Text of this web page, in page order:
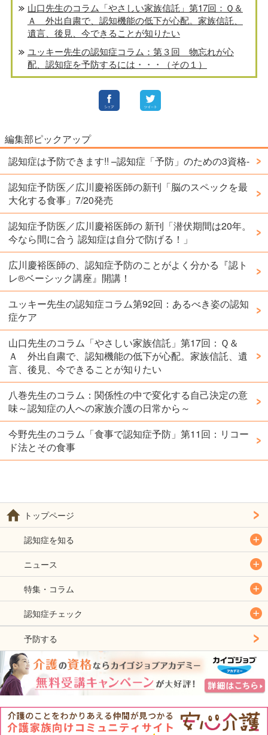
山口先生のコラム「やさしい家族信託」第17回：Ｑ＆
Ａ 外出自粛で、認知機能の低下が心配。家族信託、
遺言、後見、今できることが知りたい
ユッキー先生の認知症コラム：第３回 物忘れが心
配、認知症を予防するには・・・（その１）
編集部ピックアップ
認知症は予防できます!! –認知症「予防」のための3資格-
認知症予防医／広川慶裕医師の新刊「脳のスペックを最
大化する食事」7/20発売
認知症予防医／広川慶裕医師の 新刊「潜伏期間は20年。
今なら間に合う 認知症は自分で防げる！」
広川慶裕医師の、認知症予防のことがよく分かる『認ト
レ®️ベーシック講座』開講！
ユッキー先生の認知症コラム第92回：あるべき姿の認知
症ケア
山口先生のコラム「やさしい家族信託」第17回：Ｑ＆
Ａ 外出自粛で、認知機能の低下が心配。家族信託、遺
言、後見、今できることが知りたい
八巻先生のコラム：関係性の中で変化する自己決定の意
味～認知症の人への家族介護の日常から～
今野先生のコラム「食事で認知症予防」第11回：リコー
ド法とその食事
トップページ
認知症を知る
ニュース
特集・コラム
認知症チェック
予防する